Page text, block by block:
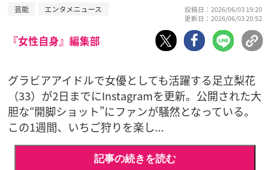
芸能 エンタメニュース
投稿日：2026/06/03 19:20
更新日：2026/06/03 20:52
『女性自身』編集部
グラビアアイドルで女優としても活躍する足立梨花
（33）が2日までにInstagramを更新。公開された大
胆な“開脚ショット”にファンが騒然となっている。
この1週間、いちご狩りを楽し...
記事の続きを読む